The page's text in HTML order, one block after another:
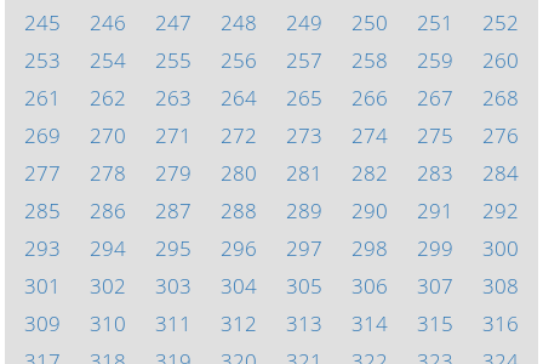
245
246 247 248 249 250 251
252
253
254 255 256 257 258 259
260
261
262 263 264 265 266 267
268
269
270 271 272 273 274 275
276
277
278 279 280 281 282 283
284
285
286 287 288 289 290 291
292
293
294 295 296 297 298 299
300
301
302 303 304 305 306 307
308
309
310 311 312 313 314 315
316